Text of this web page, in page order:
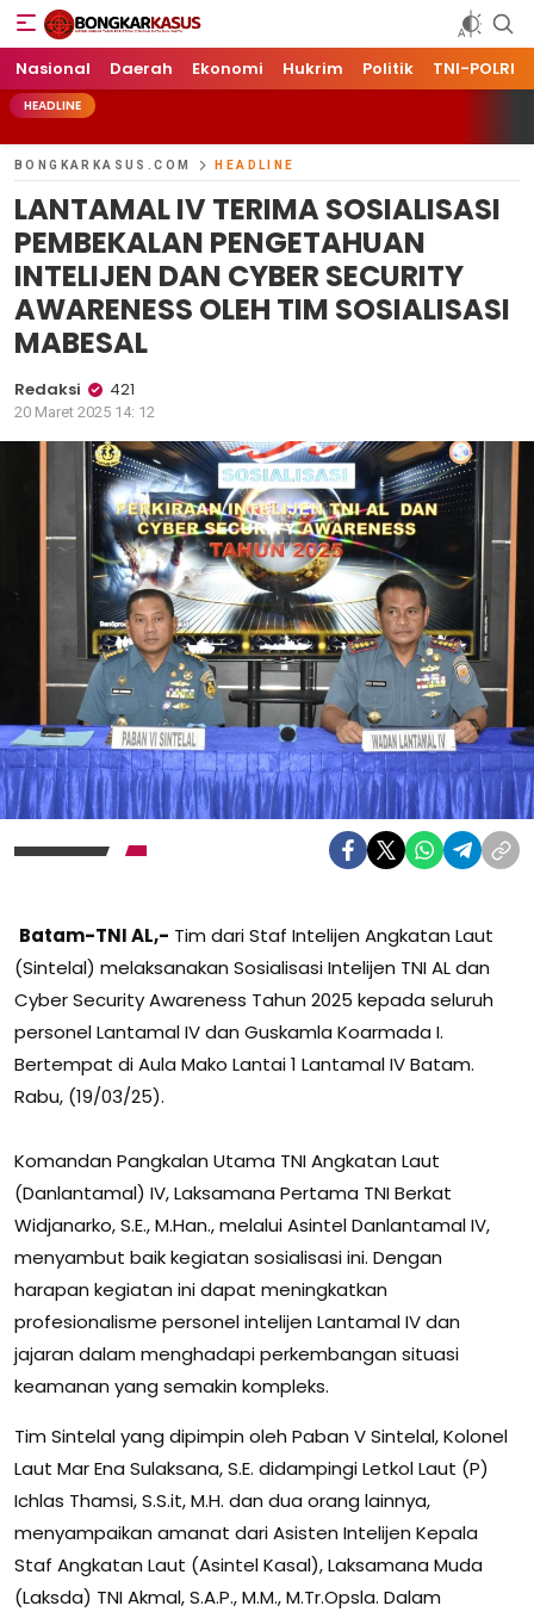
Bongkarkasus.com
Mengungkap Tabir Peristiwa Dengan Data dan Fakta
Nasional Daerah Ekonomi Hukrim Politik TNI-POLRI
HEADLINE
BONGKARKASUS.COM HEADLINE
LANTAMAL IV TERIMA SOSIALISASI
PEMBEKALAN PENGETAHUAN
INTELIJEN DAN CYBER SECURITY
AWARENESS OLEH TIM SOSIALISASI
MABESAL
Redaksi 421
20 Maret 2025 14: 12
Batam-TNI AL,- Tim dari Staf Intelijen Angkatan Laut
(Sintelal) melaksanakan Sosialisasi Intelijen TNI AL dan
Cyber Security Awareness Tahun 2025 kepada seluruh
personel Lantamal IV dan Guskamla Koarmada I.
Bertempat di Aula Mako Lantai 1 Lantamal IV Batam.
Rabu, (19/03/25).
Komandan Pangkalan Utama TNI Angkatan Laut
(Danlantamal) IV, Laksamana Pertama TNI Berkat
Widjanarko, S.E., M.Han., melalui Asintel Danlantamal IV,
menyambut baik kegiatan sosialisasi ini. Dengan
harapan kegiatan ini dapat meningkatkan
profesionalisme personel intelijen Lantamal IV dan
jajaran dalam menghadapi perkembangan situasi
keamanan yang semakin kompleks.
Tim Sintelal yang dipimpin oleh Paban V Sintelal, Kolonel
Laut Mar Ena Sulaksana, S.E. didampingi Letkol Laut (P)
Ichlas Thamsi, S.S.it, M.H. dan dua orang lainnya,
menyampaikan amanat dari Asisten Intelijen Kepala
Staf Angkatan Laut (Asintel Kasal), Laksamana Muda
(Laksda) TNI Akmal, S.A.P., M.M., M.Tr.Opsla. Dalam